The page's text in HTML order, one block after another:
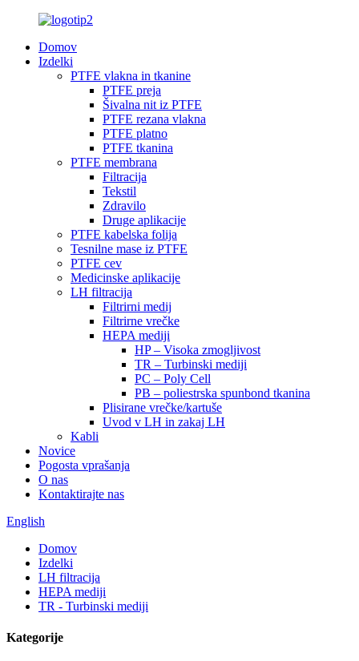
Domov
Izdelki
PTFE vlakna in tkanine
PTFE preja
Šivalna nit iz PTFE
PTFE rezana vlakna
PTFE platno
PTFE tkanina
PTFE membrana
Filtracija
Tekstil
Zdravilo
Druge aplikacije
PTFE kabelska folija
Tesnilne mase iz PTFE
PTFE cev
Medicinske aplikacije
LH filtracija
Filtrirni medij
Filtrirne vrečke
HEPA mediji
HP – Visoka zmogljivost
TR – Turbinski mediji
PC – Poly Cell
PB – poliestrska spunbond tkanina
Plisirane vrečke/kartuše
Uvod v LH in zakaj LH
Kabli
Novice
Pogosta vprašanja
O nas
Kontaktirajte nas
English
Domov
Izdelki
LH filtracija
HEPA mediji
TR - Turbinski mediji
Kategorije